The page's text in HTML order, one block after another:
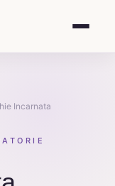
Incarnata